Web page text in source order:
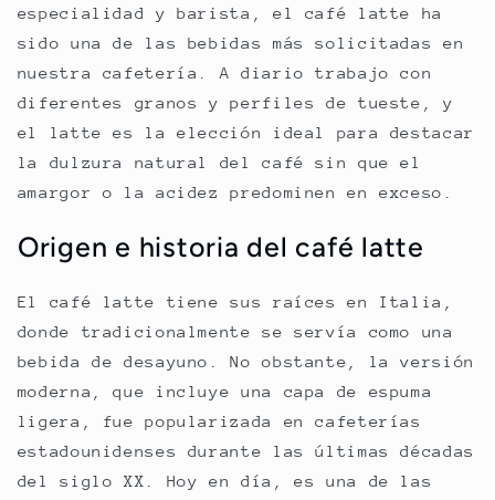
especialidad y barista, el café latte ha
sido una de las bebidas más solicitadas en
nuestra cafetería. A diario trabajo con
diferentes granos y perfiles de tueste, y
el latte es la elección ideal para destacar
la dulzura natural del café sin que el
amargor o la acidez predominen en exceso.
Origen e historia del café latte
El café latte tiene sus raíces en Italia,
donde tradicionalmente se servía como una
bebida de desayuno. No obstante, la versión
moderna, que incluye una capa de espuma
ligera, fue popularizada en cafeterías
estadounidenses durante las últimas décadas
del siglo XX. Hoy en día, es una de las